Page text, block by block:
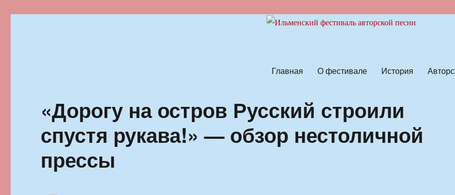
Главная О фестивале История
«Дорогу на остров Русский строили
спустя рукава!» — обзор нестоличной
прессы